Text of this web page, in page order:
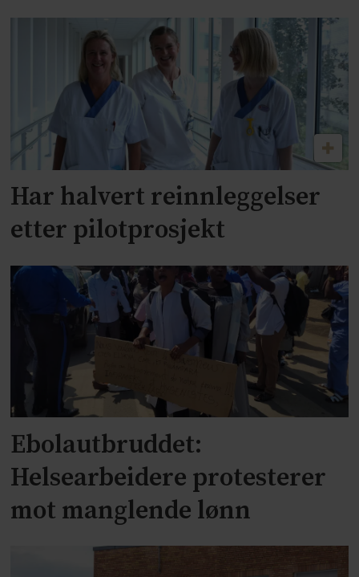
Har halvert reinnleggelser
etter pilotprosjekt
Ebolautbruddet:
Helsearbeidere protesterer
mot manglende lønn